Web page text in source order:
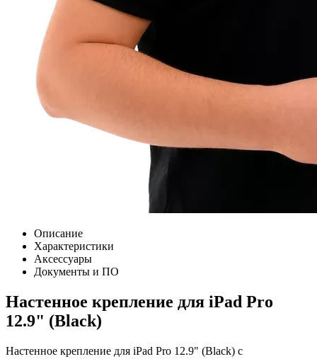
Описание
Характеристики
Аксессуары
Документы и ПО
Настенное крепление для iPad Pro
12.9" (Black)
Настенное крепление для iPad Pro 12.9" (Black) c